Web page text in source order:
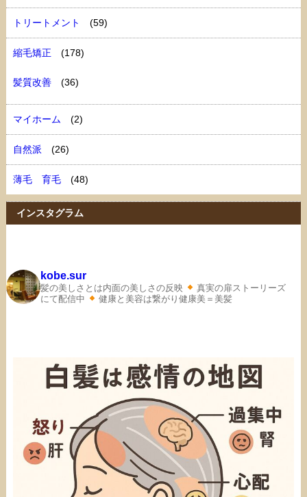
トリートメント (59)
縮毛矯正 (178)
髪質改善 (36)
マイホーム (2)
自然派 (26)
薄毛 育毛 (48)
インスタグラム
kobe.sur
髪の美しさとは内面の美しさの反映
真実の扉ストーリーズ
にて配信中
健康と美容は繋がり健康美＝美髪